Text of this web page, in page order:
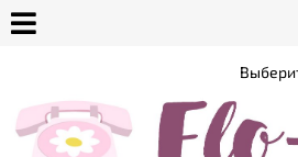
магазине